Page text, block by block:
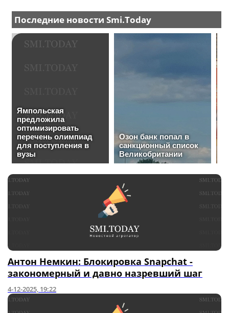
Антон Немкин: Блокировка Snapchat -
закономерный и давно назревший шаг
4-12-2025, 19:22